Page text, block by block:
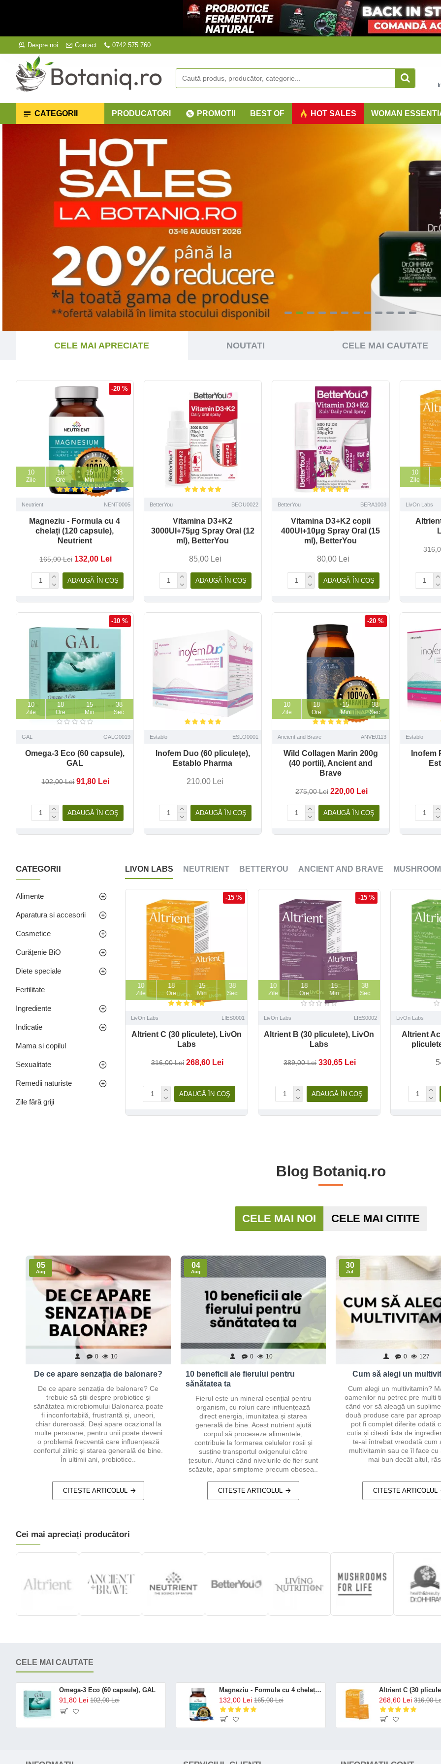
Despre noi Contact 0742.575.760
CATEGORII PRODUCATORI PROMOTII BEST OF HOT SALES WOMAN
CELE MAI APRECIATE NOUTATI CELE MAI CAUTATE
-20 %
10
Zile
18
Ore
15
Min
36
Sec
Neutrient NENT0005
Magneziu - Formula cu 4
chelați (120 capsule),
Neutrient
165,00 Lei 132,00 Lei
ADAUGĂ ÎN COŞ
BetterYou BEOU0022
Vitamina D3+K2
3000UI+75μg Spray Oral (12
ml), BetterYou
85,00 Lei
ADAUGĂ ÎN COŞ
BetterYou BERA1003
Vitamina D3+K2 copii
400UI+10μg Spray Oral (15
ml), BetterYou
80,00 Lei
ADAUGĂ ÎN COŞ
10
Zile
LivOn Labs
-10 %
10
Zile
18
Ore
15
Min
36
Sec
GAL GALG0019
Omega-3 Eco (60 capsule),
GAL
102,00 Lei 91,80 Lei
ADAUGĂ ÎN COŞ
Establo ESLO0001
Inofem Duo (60 pliculeţe),
Establo Pharma
210,00 Lei
ADAUGĂ ÎN COŞ
-20 %
10
Zile
18
Ore
15
Min
36
Sec
Ancient and Brave ANVE0113
Wild Collagen Marin 200g
(40 portii), Ancient and
Brave
275,00 Lei 220,00 Lei
ADAUGĂ ÎN COŞ
Establo
Inofem
CATEGORII
Alimente
Aparatura si accesorii
Cosmetice
Curățenie BiO
Diete speciale
Fertilitate
Ingrediente
Indicatie
Mama si copilul
Sexualitate
Remedii naturiste
Zile fără griji
LIVON LABS NEUTRIENT BETTERYOU ANCIENT AND BRAVE
-15 %
10
Zile
18
Ore
15
Min
36
Sec
LivOn Labs LIES0001
Altrient C (30 pliculete), LivOn
Labs
316,00 Lei 268,60 Lei
ADAUGĂ ÎN COŞ
-15 %
10
Zile
18
Ore
15
Min
36
Sec
LivOn Labs LIES0002
Altrient B (30 pliculete), LivOn
Labs
389,00 Lei 330,65 Lei
ADAUGĂ ÎN COŞ
LivOn Labs
Altrient
Blog Botaniq.ro
CELE MAI NOI CELE MAI CITITE
05
Aug
0 10
De ce apare senzația de balonare?
De ce apare senzația de balonare? Ce
trebuie să știi despre probiotice și
sănătatea microbiomului Balonarea poate
fi inconfortabilă, frustrantă și, uneori,
chiar dureroasă. Deși apare ocazional la
multe persoane, pentru unii poate deveni
o problemă frecventă care influențează
confortul zilnic și starea generală de bine.
În ultimii ani, probiotice..
CITEȘTE ARTICOLUL
04
Aug
0 10
10 beneficii ale fierului pentru
sănătatea ta
Fierul este un mineral esențial pentru
organism, cu roluri care influențează
direct energia, imunitatea și starea
generală de bine. Acest nutrient ajută
corpul să proceseze alimentele,
contribuie la formarea celulelor roșii și
susține transportul oxigenului către
țesuturi. Atunci când nivelurile de fier sunt
scăzute, apar simptome precum obosea..
CITEȘTE ARTICOLUL
30
Jul
0 127
Cum să alegi un
Cum alegi un multivitamin?
oamenilor nu petrec pre multi
când vor să aleagă un
două produse care par
pot fi complet diferite odată
cutia și citești lista de
te-ai întrebat vreodată cum
multivitamin sau ce îl face cu
mai bun decât altul,
CITEȘTE ARTICOLUL
Cei mai apreciați producători
CELE MAI CAUTATE
Omega-3 Eco (60 capsule), GAL
91,80 Lei 102,00 Lei
Magneziu - Formula cu 4 chelați (120 capsule), Neutrient
132,00 Lei 165,00 Lei 268,60 Lei 316,00